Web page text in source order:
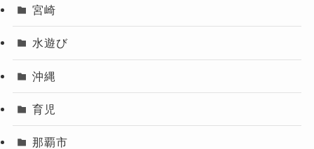
宮崎
水遊び
沖縄
育児
那覇市